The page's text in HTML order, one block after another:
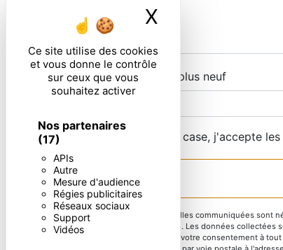
Ce site utilise des cookies
et vous donne le contrôle
sur ceux que vous
souhaitez activer
Nos partenaires
(17)
APIs
Autre
Mesure d'audience
Régies publicitaires
Réseaux sociaux
Support
Vidéos
X
Combien font sept plus neuf
En cochant cette case, j'accepte
** Les données personnelles communiquées sont
répondre à votre message. Les données collectées
d’opposition, de retrait de votre consentement à